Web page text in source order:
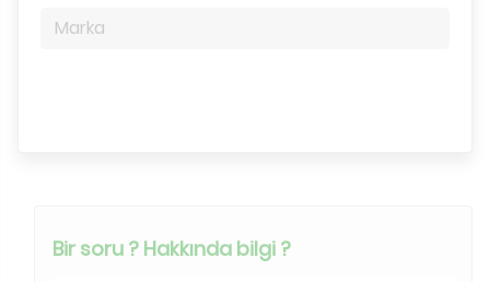
Marka
Bir soru ? Hakkında bilgi ?